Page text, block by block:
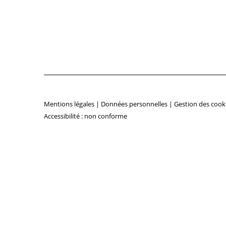
Mentions légales | Données personnelles | Gestion des
Accessibilité : non conforme